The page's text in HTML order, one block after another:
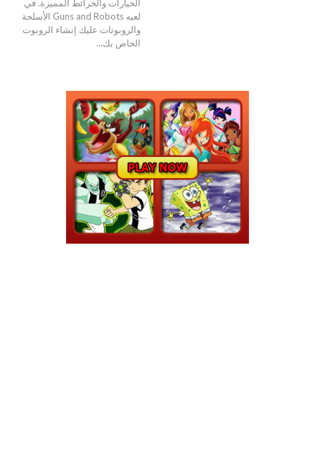
الخيارات والخرائط المميزة. في
لعبه Guns and Robots الأسلحة
والروبوتات عليك إنشاء الروبوت
الخاص بك…